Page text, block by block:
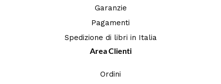
Garanzie
Pagamenti
Spedizione di libri in Italia
Area Clienti
Ordini